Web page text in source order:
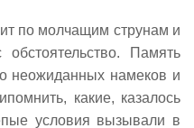
по молчащим струнам и
Память
неожиданных намеков и
какие, казалось
условия вызывали в